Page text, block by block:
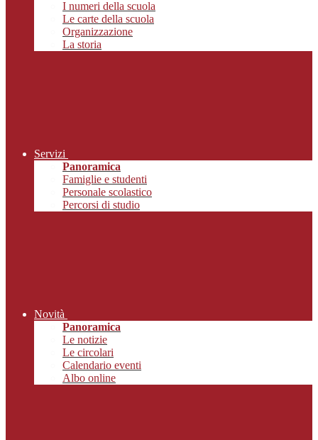
I numeri della scuola
Le carte della scuola
Organizzazione
La storia
Servizi
Panoramica
Famiglie e studenti
Personale scolastico
Percorsi di studio
Novità
Panoramica
Le notizie
Le circolari
Calendario eventi
Albo online